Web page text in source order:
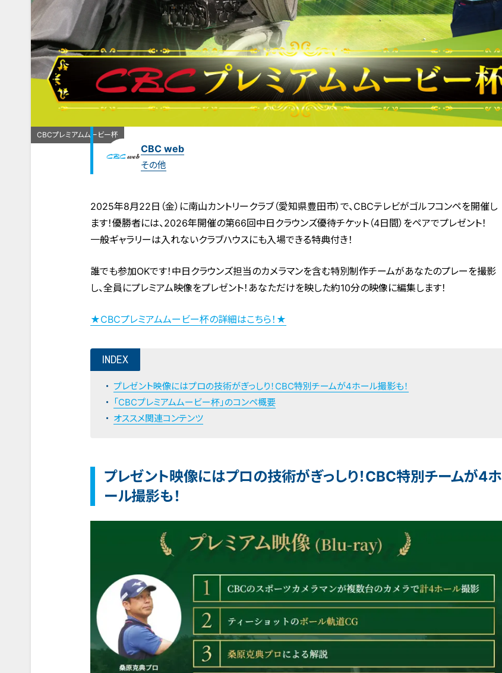
CBCプレミアムムービー杯
CBC web
その他
2025年8月22日（金）に南山カントリークラブ（愛知県豊田市）で、CBCテレビがゴルフコンペを開催し
ます！優勝者には、2026年開催の第66回中日クラウンズ優待チケット（4日間）をペアでプレゼント！
一般ギャラリーは入れないクラブハウスにも入場できる特典付き！
誰でも参加OKです！中日クラウンズ担当のカメラマンを含む特別制作チームがあなたのプレーを撮影
し、全員にプレミアム映像をプレゼント！あなただけを映した約10分の映像に編集します！
★CBCプレミアムムービー杯の詳細はこちら！★
INDEX
プレゼント映像にはプロの技術がぎっしり！CBC特別チームが4ホール撮影も！
「CBCプレミアムムービー杯」のコンペ概要
オススメ関連コンテンツ
プレゼント映像にはプロの技術がぎっしり！CBC特別チームが4ホ
ール撮影も！